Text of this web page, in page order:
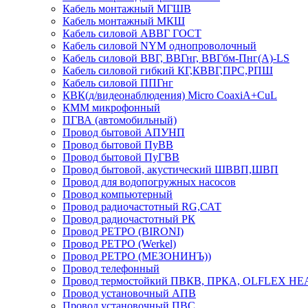
Кабель монтажный МГШВ
Кабель монтажный МКШ
Кабель силовой АВВГ ГОСТ
Кабель силовой NYM однопроволочный
Кабель силовой ВВГ, ВВГнг, ВВГбм-Пнг(А)-LS
Кабель силовой гибкий КГ,КВВГ,ПРС,РПШ
Кабель силовой ППГнг
КВК(д/видеонаблюдения) Micro CoaxiA+CuL
КММ микрофонный
ПГВА (автомобильный)
Провод бытовой АПУНП
Провод бытовой ПуВВ
Провод бытовой ПуГВВ
Провод бытовой, акустический ШВВП,ШВП
Провод для водопогружных насосов
Провод компьютерный
Провод радиочастотный RG,САТ
Провод радиочастотный РК
Провод РЕТРО (BIRONI)
Провод РЕТРО (Werkel)
Провод РЕТРО (МЕЗОНИНЪ))
Провод телефонный
Провод термостойкий ПВКВ, ПРКА, OLFLEX
Провод установочный АПВ